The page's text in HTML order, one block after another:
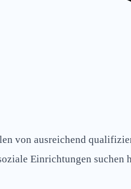
von ausreichend
Einrichtungen